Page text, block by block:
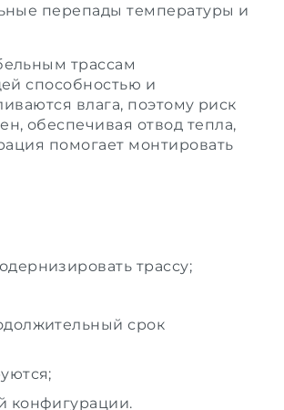
перепады температуры и
трассам
способностью и
влага, поэтому риск
обеспечивая отвод тепла,
помогает монтировать
трассу;
срок
конфигурации.